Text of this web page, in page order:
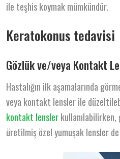
ile teşhis koymak mümkündür.
Keratokonus tedavisi
Gözlük ve/veya Kontakt
Hastalığın ilk aşamalarında
veya kontakt lensler ile
kontakt lensler
üretilmiş özel yumuşak lensler